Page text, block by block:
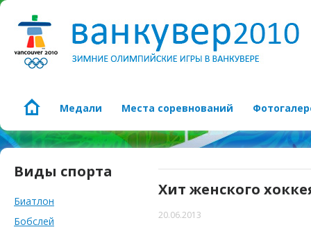
Медали Места соревнований
Виды спорта
Биатлон
Бобслей
Хит женского
20.06.2013